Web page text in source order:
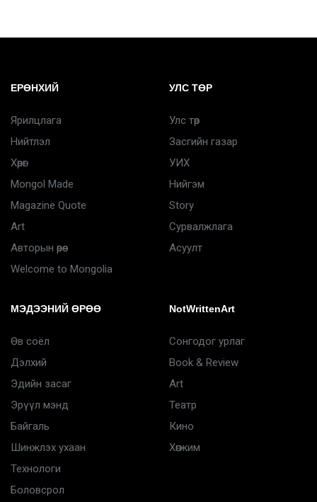
ЕРӨНХИЙ
Ярилцлага
Нийтлэл
Хөрөг
Mongol Made
Magazine Quote
Art
Авторын өрөө
Welcome to Mongolia
УЛС ТӨР
Улс төр
Засгийн газар
УИХ
Нийгэм
Story
Сурвалжлага
Асуулт
МЭДЭЭНИЙ ӨРӨӨ
Өв соёл
Дэлхий
Эдийн засаг
Эрүүл мэнд
Байгаль
Шинжлэх ухаан
Технологи
Боловсрол
NotWrittenArt
Сонгодог урлаг
Book & Review
Art
Театр
Кино
Хөгжим